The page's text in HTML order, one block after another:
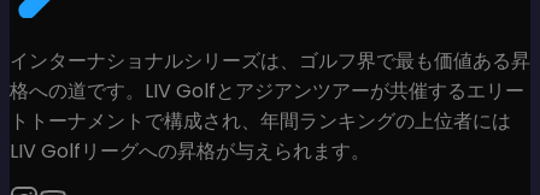
インターナショナルシリーズは、ゴルフ界で最も価値ある昇
格への道です。LIV Golfとアジアンツアーが共催するエリー
トトーナメントで構成され、年間ランキングの上位者には
LIV Golfリーグへの昇格が与えられます。